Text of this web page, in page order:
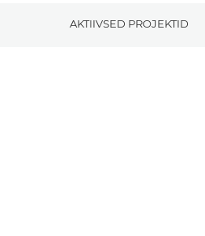
AKTIIVSED PROJEKTID